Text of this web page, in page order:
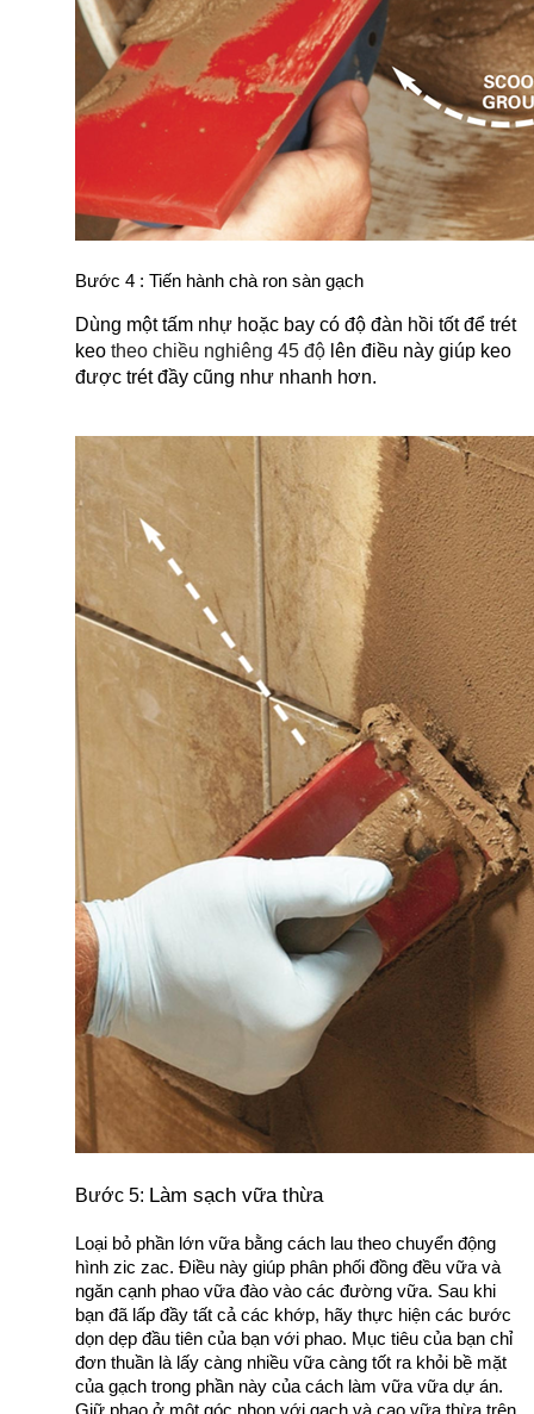
Bước 4 : Tiến hành chà ron sàn gạch
Dùng một tấm nhự hoặc bay có độ đàn hồi tốt để trét
keo theo chiều nghiêng 45 độ lên điều này giúp keo
được trét đầy cũng như nhanh hơn.
Bước 5: Làm sạch vữa thừa
Loại bỏ phần lớn vữa bằng cách lau theo chuyển động
hình zic zac. Điều này giúp phân phối đồng đều vữa và
ngăn cạnh phao vữa đào vào các đường vữa. Sau khi
bạn đã lấp đầy tất cả các khớp, hãy thực hiện các bước
dọn dẹp đầu tiên của bạn với phao. Mục tiêu của bạn chỉ
đơn thuần là lấy càng nhiều vữa càng tốt ra khỏi bề mặt
của gạch trong phần này của cách làm vữa vữa dự án.
Giữ phao ở một góc nhọn với gạch và cạo vữa thừa trên